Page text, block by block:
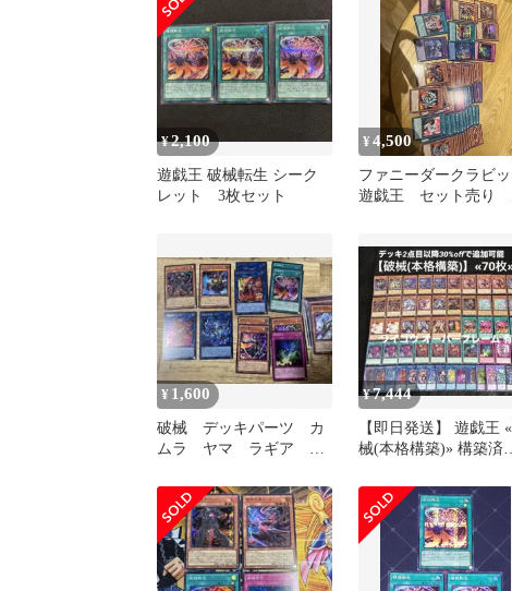
¥2,100
遊戯王 破械転生 シーク
レット 3枚セット
¥4,500
ファニーダークラビッ
遊戯王 セット売り
¥ 1,600
破械 デッキパーツ カ
ムラ ヤマ ラギア ア
ラ 遊戯王
¥7,444
【即日発送】 遊戯王
械(本格構築)» 構築済み